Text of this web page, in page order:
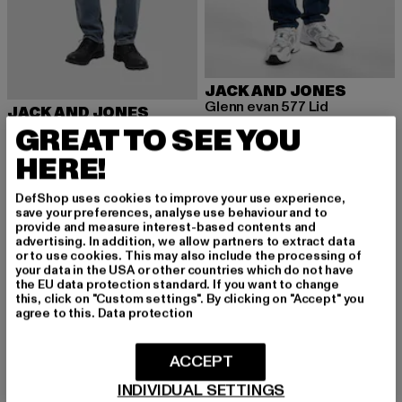
JACK AND JONES
Jack & Jones Mike Original Sbd 556 Tapered Fit Jeans
30,00 EUR
Derzeitiger Preis: 30,00 EUR
59,99 EUR Aktionspreis: 59,99 EUR
JACK AND JONES
Glenn evan 577 Lid
ab39,15 EUR
Derzeitiger Preis: ab 39,15 EUR
79,90 EUR
-51% -51%
GREAT TO SEE YOU
HERE!
DefShop uses cookies to improve your use experience,
save your preferences, analyse use behaviour and to
provide and measure interest-based contents and
advertising. In addition, we allow partners to extract data
or to use cookies. This may also include the processing of
your data in the USA or other countries which do not have
the EU data protection standard. If you want to change
this, click on "Custom settings". By clicking on "Accept" you
agree to this. Data protection
INDIVIDUAL SETTINGS
ACCEPT